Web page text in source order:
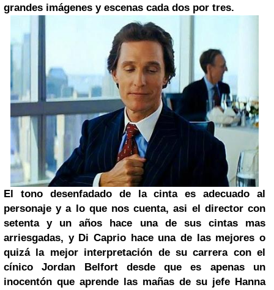
grandes imágenes y escenas cada dos por tres.
El tono desenfadado de la cinta es adecuado al
personaje y a lo que nos cuenta, asi el director con
setenta y un años hace una de sus cintas mas
arriesgadas, y Di Caprio hace una de las mejores o
quizá la mejor interpretación de su carrera con el
cínico Jordan Belfort desde que es apenas un
inocentón que aprende las mañas de su jefe Hanna